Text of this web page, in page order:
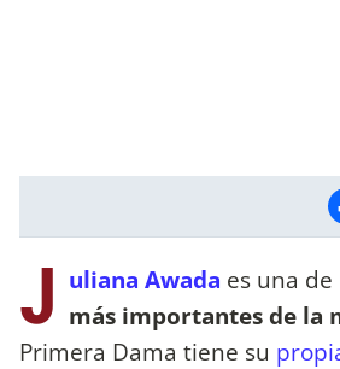
J uliana Awada es una de
más importantes de la
Primera Dama tiene su